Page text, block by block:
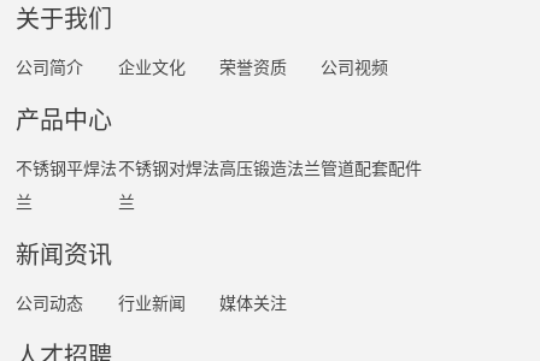
关于我们
公司简介 企业文化 荣誉资质 公司视频
产品中心
不锈钢平焊法
兰
不锈钢对焊法
兰
高压锻造法兰管道配套配件
新闻资讯
公司动态 行业新闻 媒体关注